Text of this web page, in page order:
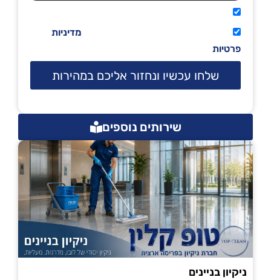
מדיניות
פרטיות
שלחו עכשיו ונחזור אליכם במהירות
שירותים נוספים
ניקיון בניינים